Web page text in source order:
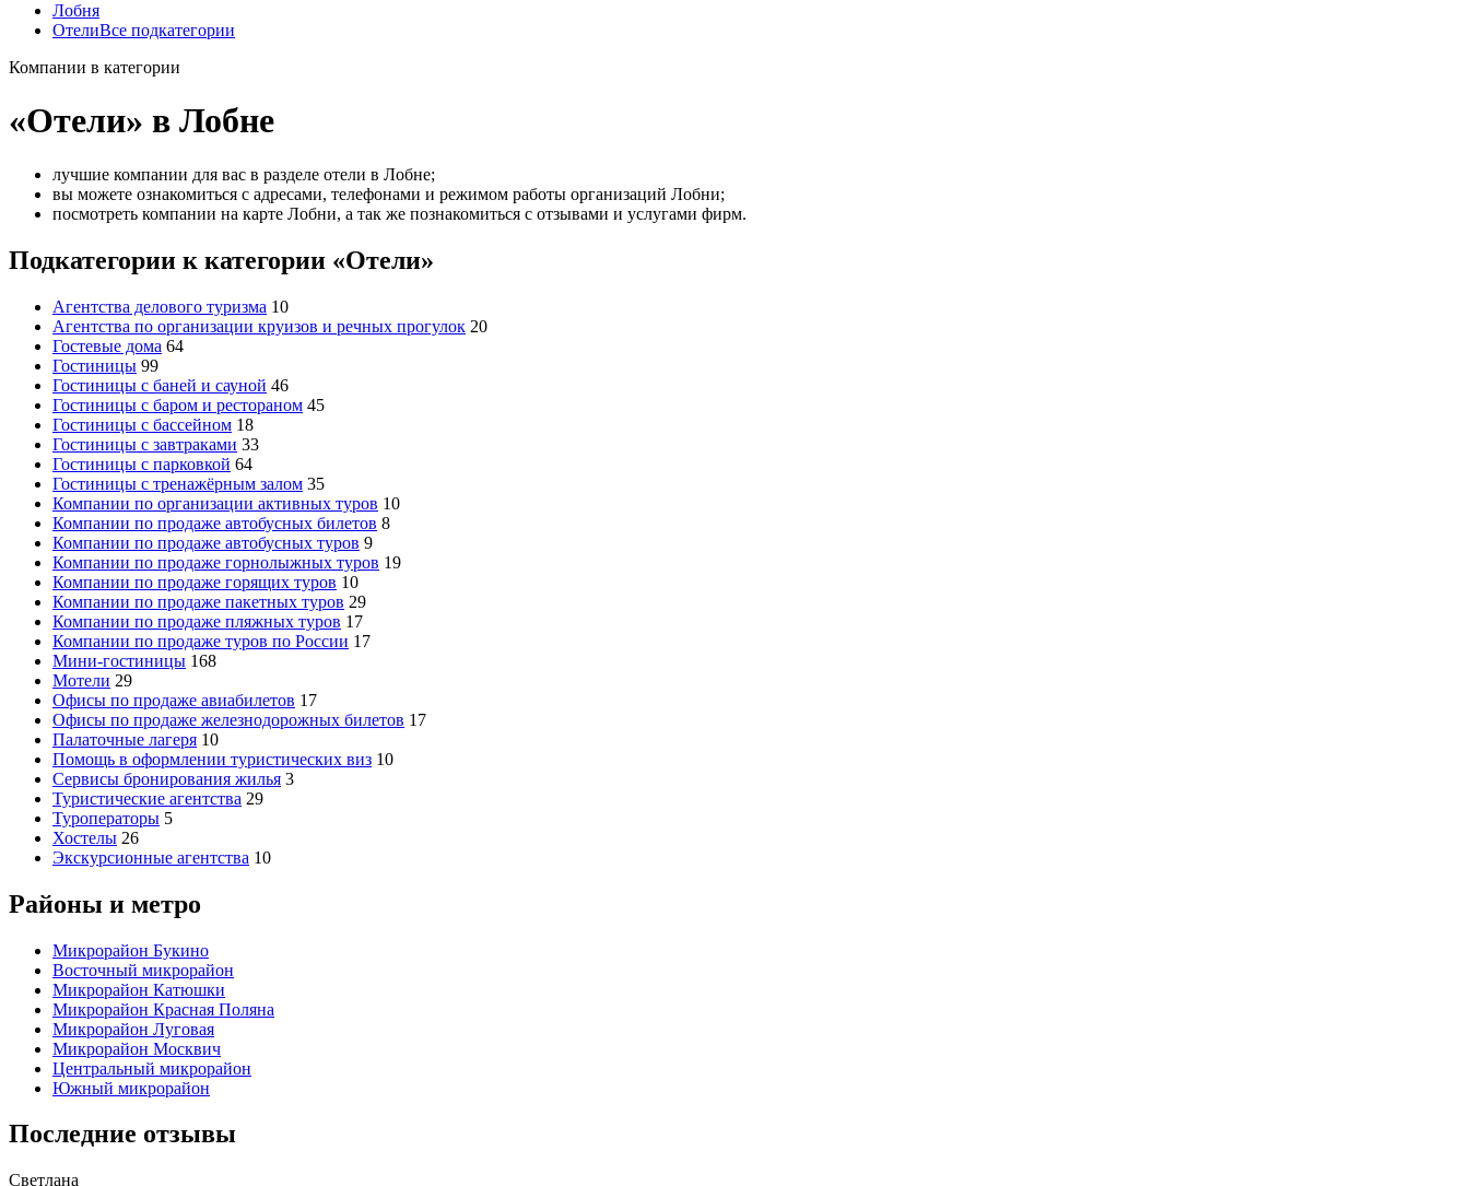
Лобня
ОтелиВсе подкатегории
Компании в категории
«Отели» в Лобне
лучшие компании для вас в разделе отели в Лобне;
вы можете ознакомиться с адресами, телефонами и режимом работы организаций Лобни;
посмотреть компании на карте Лобни, а так же познакомиться с отзывами и услугами фирм.
Подкатегории к категории «Отели»
Агентства делового туризма 10
Агентства по организации круизов и речных прогулок 20
Гостевые дома 64
Гостиницы 99
Гостиницы с баней и сауной 46
Гостиницы с баром и рестораном 45
Гостиницы с бассейном 18
Гостиницы с завтраками 33
Гостиницы с парковкой 64
Гостиницы с тренажёрным залом 35
Компании по организации активных туров 10
Компании по продаже автобусных билетов 8
Компании по продаже автобусных туров 9
Компании по продаже горнолыжных туров 19
Компании по продаже горящих туров 10
Компании по продаже пакетных туров 29
Компании по продаже пляжных туров 17
Компании по продаже туров по России 17
Мини-гостиницы 168
Мотели 29
Офисы по продаже авиабилетов 17
Офисы по продаже железнодорожных билетов 17
Палаточные лагеря 10
Помощь в оформлении туристических виз 10
Сервисы бронирования жилья 3
Туристические агентства 29
Туроператоры 5
Хостелы 26
Экскурсионные агентства 10
Районы и метро
Микрорайон Букино
Восточный микрорайон
Микрорайон Катюшки
Микрорайон Красная Поляна
Микрорайон Луговая
Микрорайон Москвич
Центральный микрорайон
Южный микрорайон
Последние отзывы
Светлана